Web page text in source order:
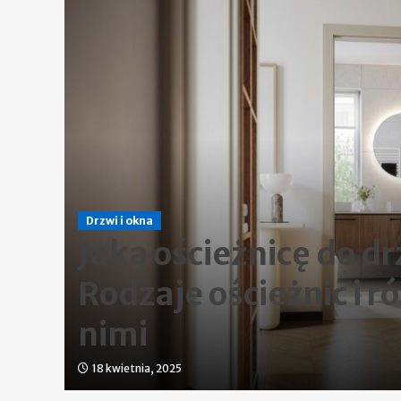
Drzwi i okna
Jaką ościeżnicę do
Rodzaje ościeżnic i
nimi
18 kwietnia, 2025